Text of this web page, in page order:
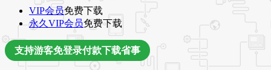
VIP会员免费下载
永久VIP会员免费下载
支持游客免登录付款下载省事